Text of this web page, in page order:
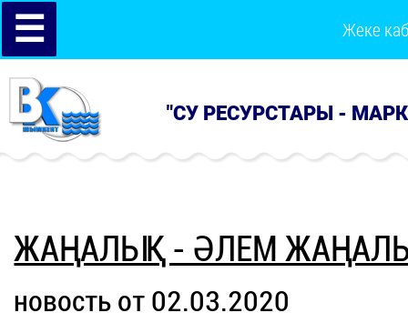
☰ Жеке
"СУ РЕСУРСТАРЫ -
ЖАҢАЛЫҚ - ӘЛЕМ
новость от 02.03.2020